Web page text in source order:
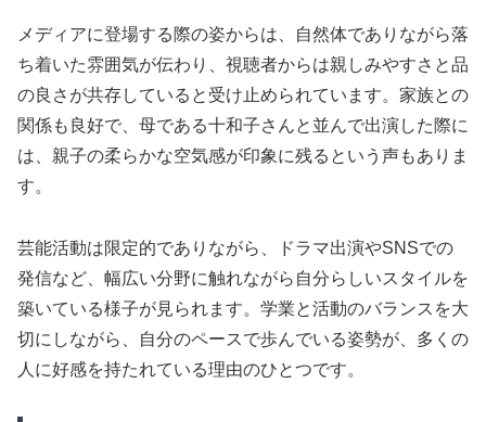
メディアに登場する際の姿からは、自然体でありながら落
ち着いた雰囲気が伝わり、視聴者からは親しみやすさと品
の良さが共存していると受け止められています。家族との
関係も良好で、母である十和子さんと並んで出演した際に
は、親子の柔らかな空気感が印象に残るという声もありま
す。
芸能活動は限定的でありながら、ドラマ出演やSNSでの
発信など、幅広い分野に触れながら自分らしいスタイルを
築いている様子が見られます。学業と活動のバランスを大
切にしながら、自分のペースで歩んでいる姿勢が、多くの
人に好感を持たれている理由のひとつです。